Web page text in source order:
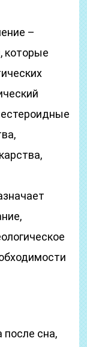
–
которые
после сна,